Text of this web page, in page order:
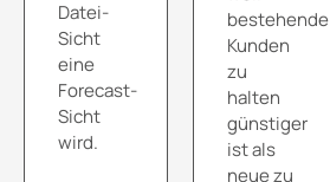
Datei-
Sicht
eine
Forecast-
Sicht
wird.
bestehende
Kunden
zu
halten
günstiger
ist als
neue zu